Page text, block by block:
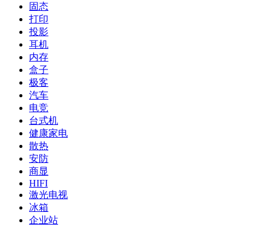
固态
打印
投影
耳机
内存
盒子
极客
汽车
电竞
台式机
健康家电
散热
安防
商显
HIFI
激光电视
冰箱
企业站